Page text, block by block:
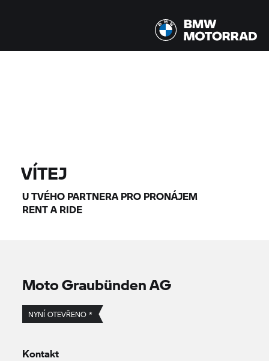
VÍTEJ
U TVÉHO PARTNERA PRO PRONÁJEM
RENT A RIDE
Moto Graubünden AG
NYNÍ OTEVŘENO *
Kontakt